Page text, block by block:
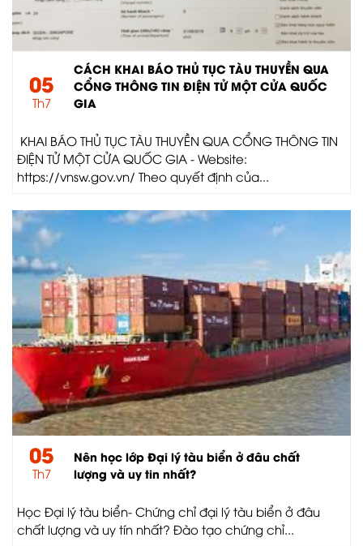
05
Th7
CÁCH KHAI BÁO THỦ TỤC TÀU THUYỀN QUA
CỔNG THÔNG TIN ĐIỆN TỬ MỘT CỬA QUỐC
GIA
KHAI BÁO THỦ TỤC TÀU THUYỀN QUA CỔNG THÔNG TIN
ĐIỆN TỬ MỘT CỬA QUỐC GIA - Website:
https://vnsw.gov.vn/ Theo quyết định của...
05
Th7
Nên học lớp Đại lý tàu biển ở đâu chất
lượng và uy tin nhất?
Học Đại lý tàu biển- Chứng chỉ đại lý tàu biển ở đâu
chất lượng và uy tín nhất? Đào tạo chứng chỉ...